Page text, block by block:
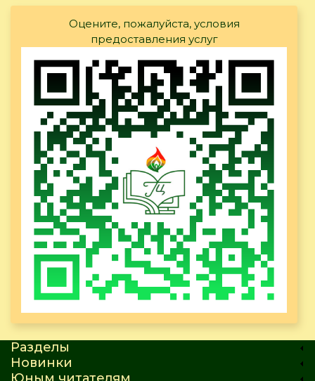
Оцените, пожалуйста, условия
предоставления услуг
Разделы
Новинки